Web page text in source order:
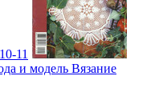
11
и модель Вязание